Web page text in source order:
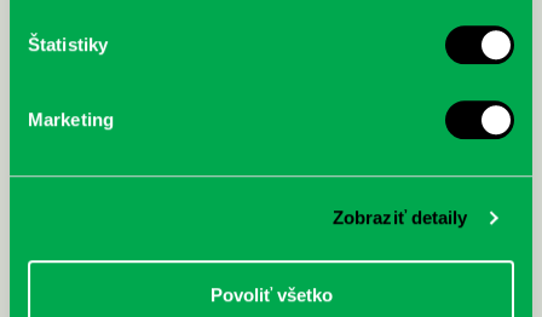
Štatistiky
Marketing
Zobraziť detaily
Povoliť všetko